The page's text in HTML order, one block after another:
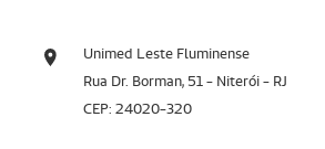
Unimed Leste Fluminense
Rua Dr. Borman, 51 - Niterói - RJ
CEP: 24020-320